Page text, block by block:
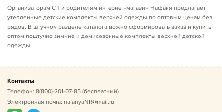
Организаторам СП и родителям интернет-магазин Нафаня предлагает
утепленные детские комплекты верхней одежды по оптовым ценам без
рядов. В штучном разделе каталога можно сформировать заказ и купить
оптом поштучно зимние и демисезонные комплекты верхней детской
одежды.
Контакты
Телефон: 8(800)-201-07-85 (бесплатный)
Электронная почта: nafanyaNR@mail.ru